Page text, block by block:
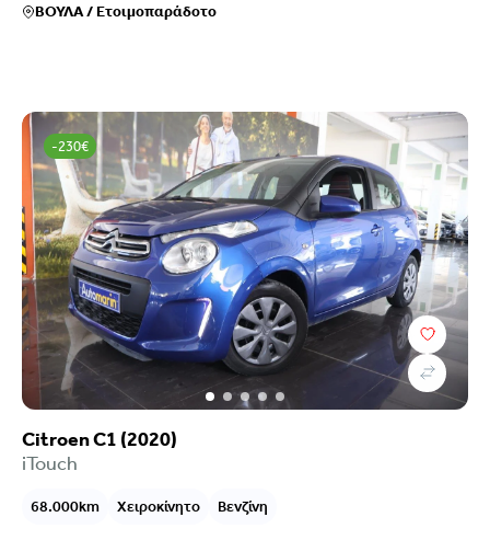
ΒΟΥΛΑ/Ετοιμοπαράδοτο
-230€
Citroen C1 (2020)
iTouch
68.000km Χειροκίνητο Βενζίνη